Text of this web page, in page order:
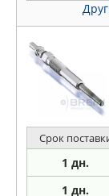
Срок
1 дн.
1 дн.